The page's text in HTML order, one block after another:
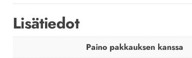
Lisätiedot
Paino pakkauksen kanssa